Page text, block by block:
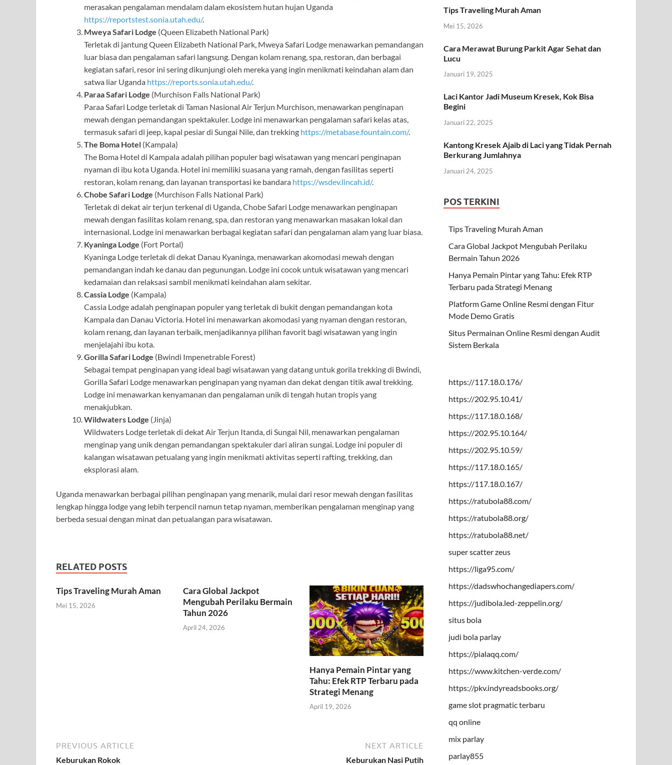
merasakan pengalaman mendalam dalam ekosistem hutan hujan Uganda
https://reportstest.sonia.utah.edu/.
Mweya Safari Lodge (Queen Elizabeth National Park)
Terletak di jantung Queen Elizabeth National Park, Mweya Safari Lodge menawarkan pemandangan
luar biasa dan pengalaman safari langsung. Dengan kolam renang, spa, restoran, dan berbagai
kegiatan safari, resor ini sering dikunjungi oleh mereka yang ingin menikmati keindahan alam dan
satwa liar Uganda https://reports.sonia.utah.edu/.
Paraa Safari Lodge (Murchison Falls National Park)
Paraa Safari Lodge terletak di Taman Nasional Air Terjun Murchison, menawarkan penginapan
mewah dengan pemandangan spektakuler. Lodge ini menawarkan pengalaman safari kelas atas,
termasuk safari di jeep, kapal pesiar di Sungai Nile, dan trekking https://metabase.fountain.com/.
The Boma Hotel (Kampala)
The Boma Hotel di Kampala adalah pilihan populer bagi wisatawan yang mencari penginapan
nyaman di ibu kota Uganda. Hotel ini memiliki suasana yang ramah, dengan fasilitas seperti
restoran, kolam renang, dan layanan transportasi ke bandara https://wsdev.lincah.id/.
Chobe Safari Lodge (Murchison Falls National Park)
Terletak di dekat air terjun terkenal di Uganda, Chobe Safari Lodge menawarkan penginapan
mewah dengan fasilitas kolam renang, spa, dan restoran yang menawarkan masakan lokal dan
internasional. Lodge ini menawarkan berbagai kegiatan safari dan pengalaman alam yang luar biasa.
Kyaninga Lodge (Fort Portal)
Kyaninga Lodge terletak di dekat Danau Kyaninga, menawarkan akomodasi mewah dengan
pemandangan indah ke danau dan pegunungan. Lodge ini cocok untuk wisatawan yang mencari
kedamaian dan relaksasi sambil menikmati keindahan alam sekitar.
Cassia Lodge (Kampala)
Cassia Lodge adalah penginapan populer yang terletak di bukit dengan pemandangan kota
Kampala dan Danau Victoria. Hotel ini menawarkan akomodasi yang nyaman dengan restoran,
kolam renang, dan layanan terbaik, menjadikannya pilihan favorit bagi wisatawan yang ingin
menjelajahi ibu kota.
Gorilla Safari Lodge (Bwindi Impenetrable Forest)
Sebagai tempat penginapan yang ideal bagi wisatawan yang datang untuk gorila trekking di Bwindi,
Gorilla Safari Lodge menawarkan penginapan yang nyaman dan dekat dengan titik awal trekking.
Lodge ini menawarkan kenyamanan dan pengalaman unik di tengah hutan tropis yang
menakjubkan.
Wildwaters Lodge (Jinja)
Wildwaters Lodge terletak di dekat Air Terjun Itanda, di Sungai Nil, menawarkan pengalaman
menginap yang unik dengan pemandangan spektakuler dari aliran sungai. Lodge ini populer di
kalangan wisatawan petualang yang ingin menikmati aktivitas seperti rafting, trekking, dan
eksplorasi alam.
Uganda menawarkan berbagai pilihan penginapan yang menarik, mulai dari resor mewah dengan fasilitas
lengkap hingga lodge yang lebih terpencil namun tetap nyaman, memberikan pengalaman menginap yang
berbeda sesuai dengan minat dan petualangan para wisatawan.
RELATED POSTS
Tips Traveling Murah Aman
Mei 15, 2026
Cara Global Jackpot
Mengubah Perilaku Bermain
Tahun 2026
April 24, 2026
Hanya Pemain Pintar yang
Tahu: Efek RTP Terbaru pada
Strategi Menang
April 19, 2026
PREVIOUS ARTICLE
Keburukan Rokok
NEXT ARTICLE
Keburukan Nasi Putih
Tips Traveling Murah Aman
Mei 15, 2026
Cara Merawat Burung Parkit Agar Sehat dan
Lucu
Januari 19, 2025
Laci Kantor Jadi Museum Kresek, Kok Bisa
Begini
Januari 22, 2025
Kantong Kresek Ajaib di Laci yang Tidak Pernah
Berkurang Jumlahnya
Januari 24, 2025
POS TERKINI
Tips Traveling Murah Aman
Cara Global Jackpot Mengubah Perilaku
Bermain Tahun 2026
Hanya Pemain Pintar yang Tahu: Efek RTP
Terbaru pada Strategi Menang
Platform Game Online Resmi dengan Fitur
Mode Demo Gratis
Situs Permainan Online Resmi dengan Audit
Sistem Berkala
https://117.18.0.176/
https://202.95.10.41/
https://117.18.0.168/
https://202.95.10.164/
https://202.95.10.59/
https://117.18.0.165/
https://117.18.0.167/
https://ratubola88.com/
https://ratubola88.org/
https://ratubola88.net/
super scatter zeus
https://liga95.com/
https://dadswhochangediapers.com/
https://judibola.led-zeppelin.org/
situs bola
judi bola parlay
https://pialaqq.com/
https://www.kitchen-verde.com/
https://pkv.indyreadsbooks.org/
game slot pragmatic terbaru
qq online
mix parlay
parlay855